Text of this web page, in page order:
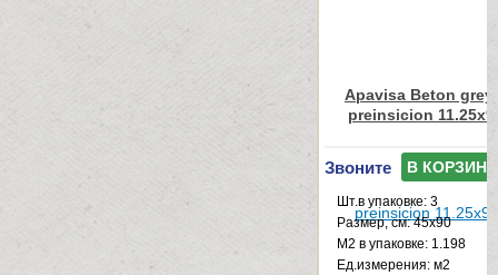
Apavisa Beton
preinsicion
Звоните В КОРЗИНУ
Шт.в упаковке: 3
Размер, см: 45x90
М2 в упаковке: 1.198
Ед.измерения: м2